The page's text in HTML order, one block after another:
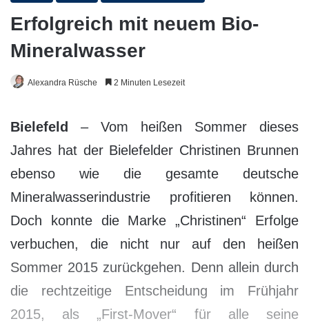
Erfolgreich mit neuem Bio-
Mineralwasser
Alexandra Rüsche 2 Minuten Lesezeit
Bielefeld
– Vom heißen Sommer dieses
Jahres hat der Bielefelder Christinen Brunnen
ebenso wie die gesamte deutsche
Mineralwasserindustrie profitieren können.
Doch konnte die Marke „Christinen“ Erfolge
verbuchen, die nicht nur auf den heißen
Sommer 2015 zurückgehen. Denn allein durch
die rechtzeitige Entscheidung im Frühjahr
2015, als „First-Mover“ für alle seine